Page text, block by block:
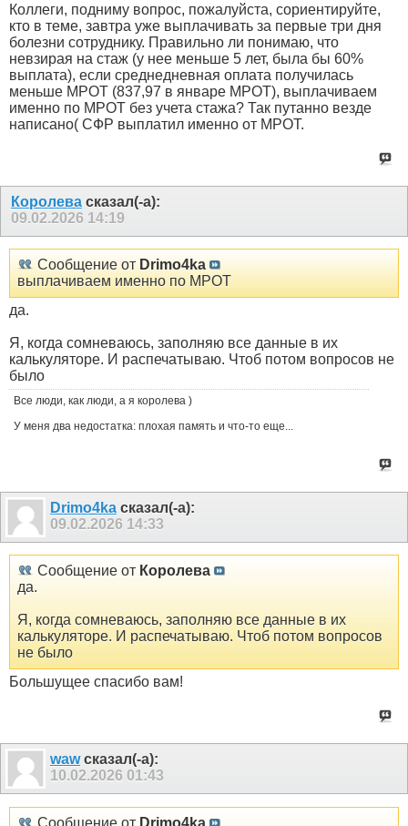
Коллеги, подниму вопрос, пожалуйста, сориентируйте,
кто в теме, завтра уже выплачивать за первые три дня
болезни сотруднику. Правильно ли понимаю, что
невзирая на стаж (у нее меньше 5 лет, была бы 60%
выплата), если среднедневная оплата получилась
меньше МРОТ (837,97 в январе МРОТ), выплачиваем
именно по МРОТ без учета стажа? Так путанно везде
написано( СФР выплатил именно от МРОТ.
Королева сказал(-а):
09.02.2026 14:19
Сообщение от Drimo4ka
выплачиваем именно по МРОТ
да.
Я, когда сомневаюсь, заполняю все данные в их
калькуляторе. И распечатываю. Чтоб потом вопросов не
было
Все люди, как люди, а я королева )
У меня два недостатка: плохая память и что-то еще...
Drimo4ka сказал(-а):
09.02.2026 14:33
Сообщение от Королева
да.
Я, когда сомневаюсь, заполняю все данные в их
калькуляторе. И распечатываю. Чтоб потом вопросов
не было
Большущее спасибо вам!
wawсказал(-а):
10.02.2026 01:43
Сообщение от Drimo4ka